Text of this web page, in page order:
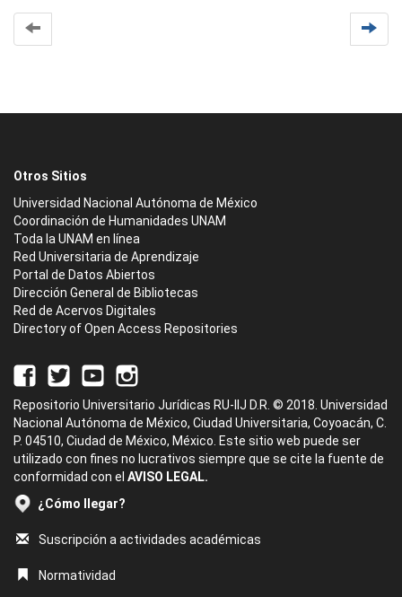
Otros Sitios
Universidad Nacional Autónoma de México
Coordinación de Humanidades UNAM
Toda la UNAM en línea
Red Universitaria de Aprendizaje
Portal de Datos Abiertos
Dirección General de Bibliotecas
Red de Acervos Digitales
Directory of Open Access Repositories
Repositorio Universitario Jurídicas RU-IIJ D.R. © 2018. Universidad
Nacional Autónoma de México, Ciudad Universitaria, Coyoacán, C.
P. 04510, Ciudad de México, México. Este sitio web puede ser
utilizado con fines no lucrativos siempre que se cite la fuente de
conformidad con el AVISO LEGAL.
¿Cómo llegar?
Suscripción a actividades académicas
Normatividad